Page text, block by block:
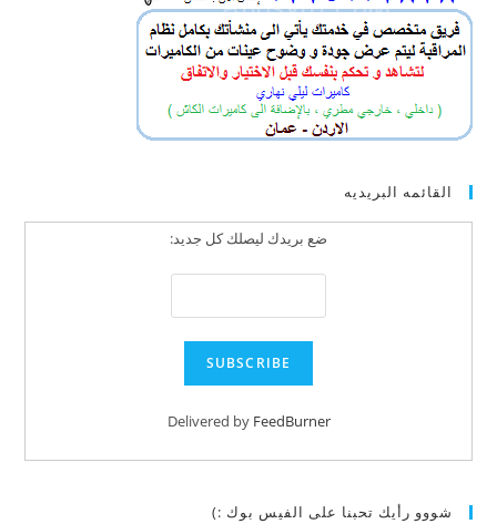
القائمه البريديه
ضع بريدك ليصلك كل جديد:
Delivered by FeedBurner
شووو رأيك تحبنا على الفيس بوك :)